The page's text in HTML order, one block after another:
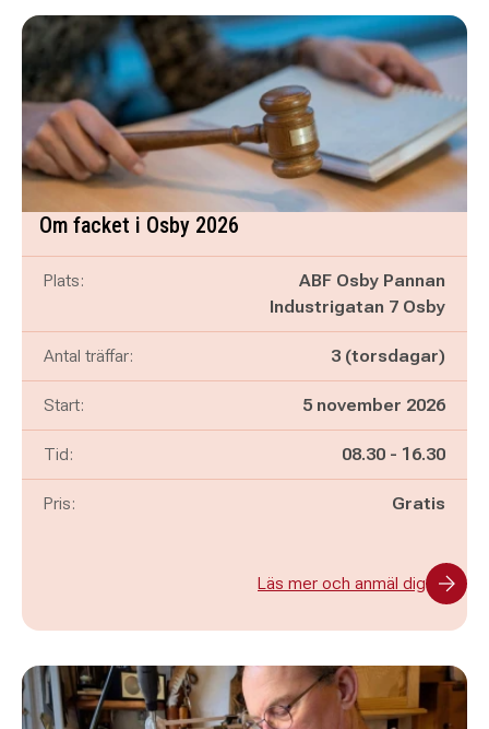
Om facket i Osby 2026
Plats:
ABF Osby Pannan
Industrigatan 7 Osby
Antal träffar: 3 (torsdagar)
Start: 5 november 2026
Tid: Pågår mellan
08.30 - och
16.30
Pris: Gratis
Läs mer och anmäl dig